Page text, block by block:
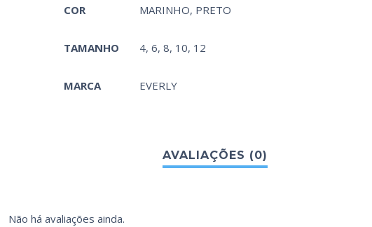
COR
MARINHO, PRETO
TAMANHO 4, 6, 8, 10, 12
MARCA EVERLY
Não há avaliações ainda.